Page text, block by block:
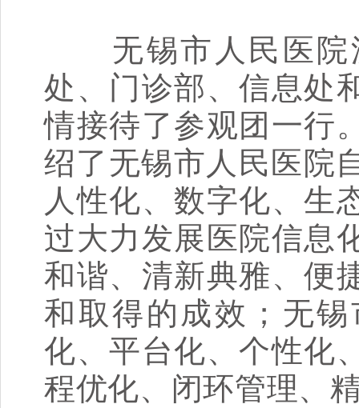
无锡市人民医院
处、门诊部、信息处
情接待了参观团一行
绍了无锡市人民医院
人性化、数字化、生
过大力发展医院信息
和谐、清新典雅、便
和取得的成效；无
化、平台化、个性化
程优化、闭环管理、